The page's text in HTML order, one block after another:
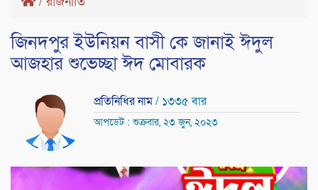
জিনদপুর ইউনিয়ন বাসী কে জানাই ঈদুল
আজহার শুভেচ্ছা ঈদ মোবারক
প্রতিনিধির নাম/ ১৩৩৫ বার
আপডেট : শুক্রবার, ২৩ জুন, ২০২৩